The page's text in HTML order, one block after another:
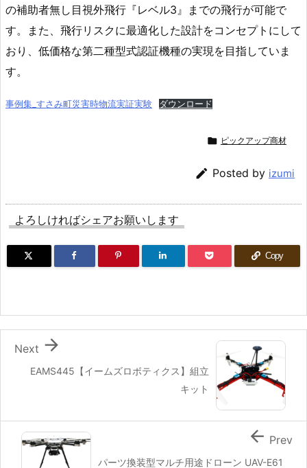
の補助者無し目視外飛行『レベル3』までの飛行が可能で
す。また、飛行リスクに最適化した設計をコンセプトにして
おり、低価格な第二種型式認証機種の実現を目指していま
す。
事例集_すさみ町災害時物流実証実験 ダウンロード
 ピックアップ商材
 Posted by izumi
よろしければシェアお願いします
Copy
EAMS445【イームズロボティクス】組立
キット

Next
パーツ換装型マルチ用途ドローン UAV-E61
 Prev